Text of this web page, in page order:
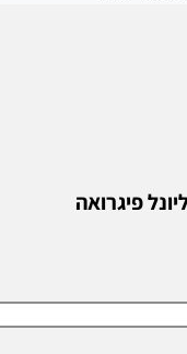
פיגרואה